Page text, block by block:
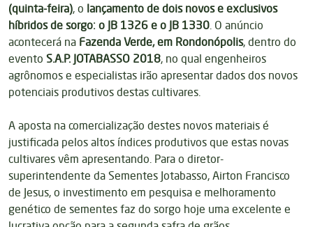
(quinta-feira), o lançamento de dois novos e exclusivos
híbridos de sorgo: o JB 1326 e o JB 1330. O anúncio
acontecerá na Fazenda Verde, em Rondonópolis, dentro do
evento S.A.P. JOTABASSO 2018, no qual engenheiros
agrônomos e especialistas irão apresentar dados dos novos
potenciais produtivos destas cultivares.
A aposta na comercialização destes novos materiais é
justificada pelos altos índices produtivos que estas novas
cultivares vêm apresentando. Para o diretor-
superintendente da Sementes Jotabasso, Airton Francisco
de Jesus, o investimento em pesquisa e melhoramento
genético de sementes faz do sorgo hoje uma excelente e